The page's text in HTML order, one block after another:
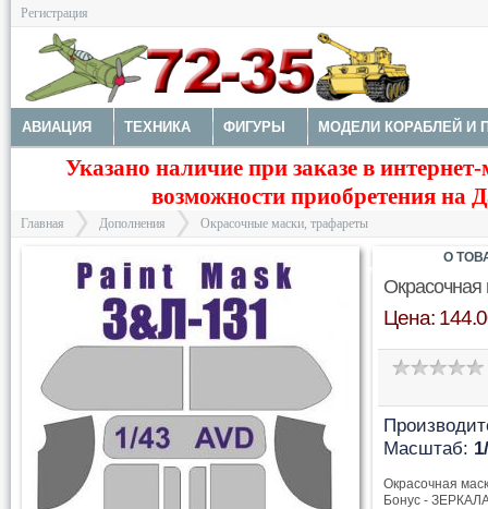
Регистрация
АВИАЦИЯ ТЕХНИКА ФИГУРЫ МОДЕЛИ КОРАБЛЕЙ И
ДОПОЛНЕНИЯ ДЕКАЛИ КОЛЕСА НАБОРЫ
КРАСКИ И ИНСТРУМЕНТЫ
Указано наличие при заказе в
возможности приобретения на
Главная
>
Дополнения
>
Окрасочные маски, трафареты
Окрасочная
Цена:
Масштаб:
Окрасочная
Бонус -
О